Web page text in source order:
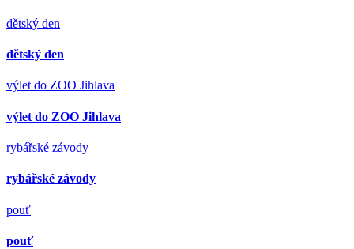
dětský den
dětský den
výlet do ZOO Jihlava
výlet do ZOO Jihlava
rybářské závody
rybářské závody
pouť
pouť